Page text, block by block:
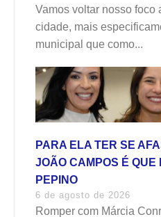
Vamos voltar nosso foco
cidade, mais
municipal que como...
PARA ELA TER SE
JOÃO CAMPOS É QUE
PEPINO
6 de agosto de 2026
Romper com Márcia